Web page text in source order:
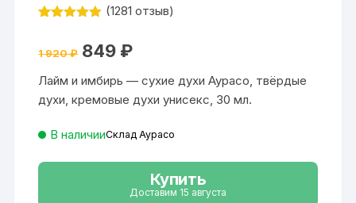
на основе
пользовате
ля
(1281 отзыв)
1 920₽ Первоначальная
цена
1
920 ₽.
849 ₽Текущая
Лайм и имбирь — сухие духи Аурасо, твёрдые
духи, кремовые духи унисекс, 30 мл.
В наличииСклад Аурасо
Купить
Доставим 15 августа